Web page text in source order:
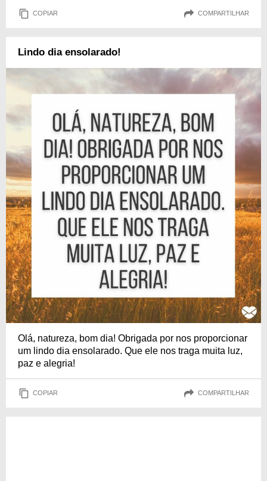
COPIAR COMPARTILHAR
Lindo dia ensolarado!
Olá, natureza, bom dia! Obrigada por nos proporcionar
um lindo dia ensolarado. Que ele nos traga muita luz,
paz e alegria!
COPIAR COMPARTILHAR